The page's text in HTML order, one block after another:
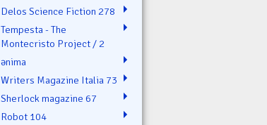
Delos Science Fiction 278
Tempesta - The
Montecristo Project / 2
ənima
Writers Magazine Italia 73
Sherlock magazine 67
Robot 104